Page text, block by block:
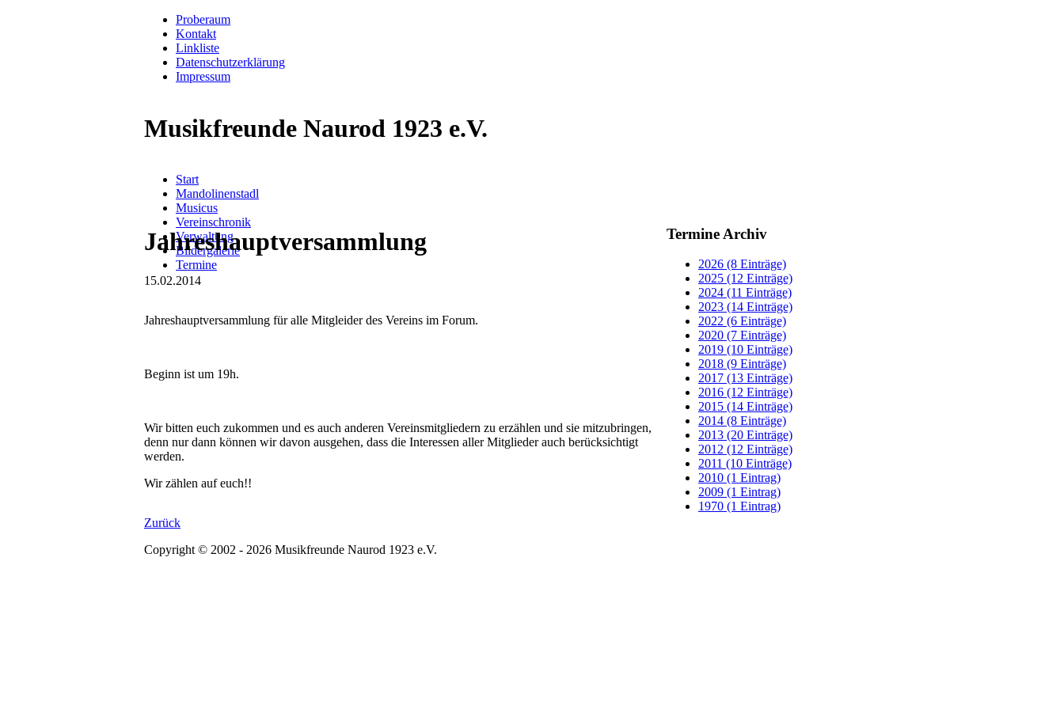
Proberaum
Kontakt
Linkliste
Datenschutzerklärung
Impressum
Musikfreunde Naurod 1923 e.V.
überspringen
Start
Mandolinenstadl
Musicus
Vereinschronik
Verwaltung
Bildergalerie
Termine
Jahreshauptversammlung
15.02.2014
Jahreshauptversammlung für alle Mitgleider des Vereins im Forum.
Beginn ist um 19h.
Wir bitten euch zukommen und es auch anderen Vereinsmitgliedern zu erzählen und sie mitzubringen,
denn nur dann können wir davon ausgehen, dass die Interessen aller Mitglieder auch berücksichtigt
werden.
Wir zählen auf euch!!
Zurück
Termine Archiv
2026 (8 Einträge)
2025 (12 Einträge)
2024 (11 Einträge)
2023 (14 Einträge)
2022 (6 Einträge)
2020 (7 Einträge)
2019 (10 Einträge)
2018 (9 Einträge)
2017 (13 Einträge)
2016 (12 Einträge)
2015 (14 Einträge)
2014 (8 Einträge)
2013 (20 Einträge)
2012 (12 Einträge)
2011 (10 Einträge)
2010 (1 Eintrag)
2009 (1 Eintrag)
1970 (1 Eintrag)
Copyright © 2002 - 2026 Musikfreunde Naurod 1923 e.V.